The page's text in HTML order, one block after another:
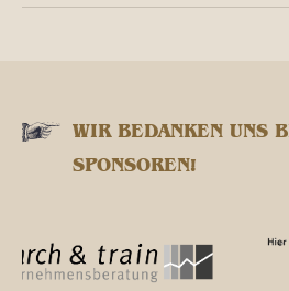
WIR BEDANKEN UNS
SPONSOREN!